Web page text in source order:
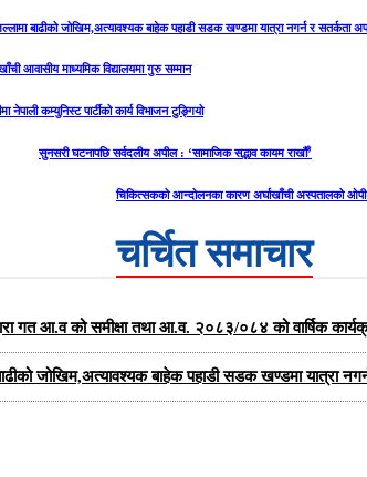
बाढीको जोखिम,अत्यावश्यक बाहेक पहाडी सडक खण्डमा यात्रा नगर्न र सतर्कता
आवासीय माध्यमिक विद्यालयमा गुरु सम्मान
नेपाली कम्युनिस्ट पार्टीको कार्य विभाजन टुङ्गियो
सुनसरी घटनापछि सर्वदलीय अपील : ‘सामाजिक सद्भाव कायम राखौँ’
चिकित्सकको आन्दोलनका कारण अर्घाखाँची अस्पतालको
चर्चित समाचार
गत आ.व को समीक्षा तथा आ.व. २०८३/०८४ को वार्षिक
जोखिम,अत्यावश्यक बाहेक पहाडी सडक खण्डमा यात्रा